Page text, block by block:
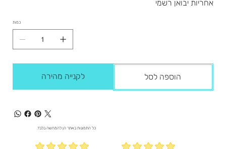
אחריות יבואן רשמי
כמות
הוספה לסל לקנייה מהירה
כל התמונות באתר הן להמחשה בלבד.